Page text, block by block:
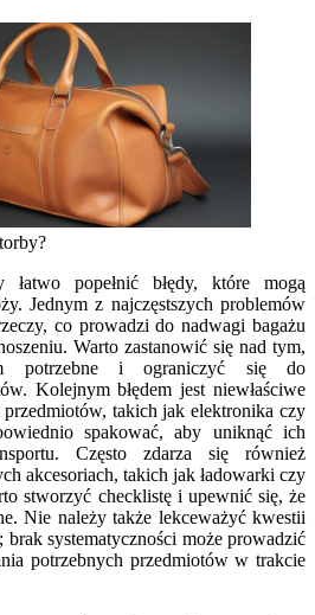
łatwo popełnić błędy, które mogą
Jednym z najczęstszych problemów
co prowadzi do nadwagi bagażu
Warto zastanowić się nad tym,
potrzebne i ograniczyć się do
Kolejnym błędem jest niewłaściwe
takich jak elektronika czy
spakować, aby uniknąć ich
Często zdarza się również
akcesoriach, takich jak ładowarki czy
stworzyć checklistę i upewnić się, że
Nie należy także lekceważyć kwestii
systematyczności może prowadzić
potrzebnych przedmiotów w trakcie